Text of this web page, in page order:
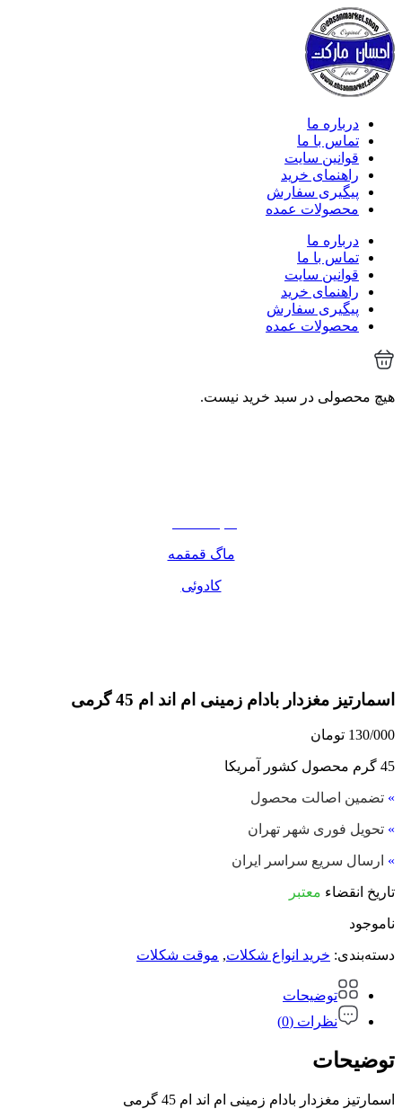
درباره ما
تماس با ما
قوانین سایت
راهنمای خرید
پیگیری سفارش
محصولات عمده
درباره ما
تماس با ما
قوانین سایت
راهنمای خرید
پیگیری سفارش
محصولات عمده
هیچ محصولی در سبد خرید نیست.
ماگ قمقمه
کادوئی
اسمارتیز مغزدار بادام زمینی ام اند ام 45 گرمی
130/000 تومان
45 گرم محصول کشور آمریکا
» تضمین اصالت محصول
» تحویل فوری شهر تهران
» ارسال سریع سراسر ایران
تاریخ انقضاء معتبر
ناموجود
دسته‌بندی: خرید انواع شکلات, موقت شکلات
توضیحات
نظرات (0)
توضیحات
اسمارتیز مغزدار بادام زمینی ام اند ام 45 گرمی